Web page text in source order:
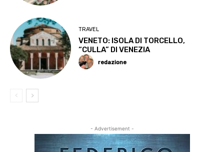
TRAVEL
VENETO: ISOLA DI TORCELLO,
“CULLA” DI VENEZIA
redazione
- Advertisement -